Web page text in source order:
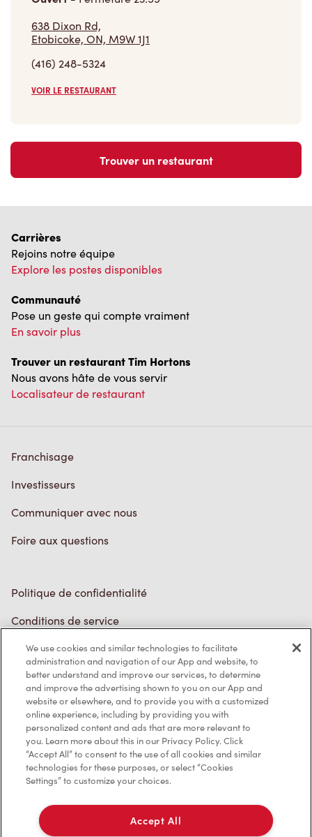
638 Dixon Rd,
Etobicoke, ON, M9W 1J1
(416) 248-5324
VOIR LE RESTAURANT
Trouver un restaurant
Carrières
Rejoins notre équipe
Explore les postes disponibles
Communauté
Pose un geste qui compte vraiment
En savoir plus
Trouver un restaurant Tim Hortons
Nous avons hâte de vous servir
Localisateur de restaurant
Franchisage
Investisseurs
Communiquer avec nous
Foire aux questions
Politique de confidentialité
Conditions de service
Marques de commerce
Accessibilité
Diagnostic
Contactez-nous
We use cookies and similar technologies to facilitate
administration and navigation of our App and website, to
better understand and improve our services, to determine
and improve the advertising shown to you on our App and
website or elsewhere, and to provide you with a customized
online experience, including by providing you with
personalized content and ads that are more relevant to
you. Learn more about this in our Privacy Policy. Click
“Accept All” to consent to the use of all cookies and similar
technologies for these purposes, or select “Cookies
Settings” to customize your choices.
Accept All